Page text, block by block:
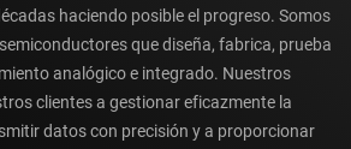
haciendo posible el progreso. Somos
que diseña, fabrica, prueba
analógico e integrado. Nuestros
clientes a gestionar eficazmente la
datos con precisión y a proporcionar